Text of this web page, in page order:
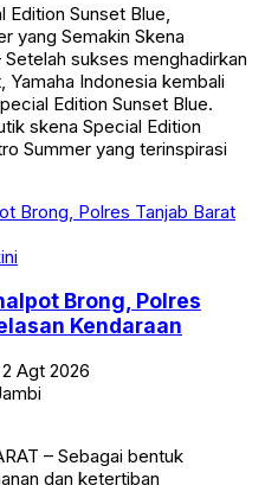
Edition Sunset Blue,
yang Semakin Skena
sukses menghadirkan
Indonesia kembali
Edition Sunset Blue.
skena Special Edition
Summer yang terinspirasi
Brong, Polres
Kendaraan
Agt 2026
– Sebagai bentuk
dan ketertiban